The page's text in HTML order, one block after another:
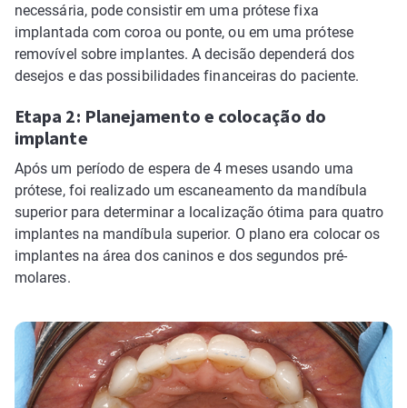
necessária, pode consistir em uma prótese fixa
implantada com coroa ou ponte, ou em uma prótese
removível sobre implantes. A decisão dependerá dos
desejos e das possibilidades financeiras do paciente.
Etapa 2: Planejamento e colocação do
implante
Após um período de espera de 4 meses usando uma
prótese, foi realizado um escaneamento da mandíbula
superior para determinar a localização ótima para quatro
implantes na mandíbula superior. O plano era colocar os
implantes na área dos caninos e dos segundos pré-
molares.